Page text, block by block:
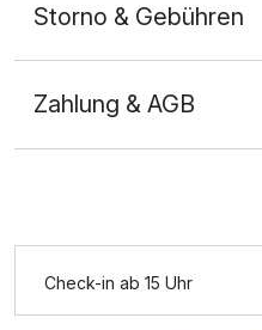
Storno & Gebühren
Zahlung & AGB
Check-in ab 15 Uhr